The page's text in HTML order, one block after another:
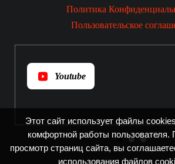
Политика
Пользовательское
Youtube
Этот сайт использует файлы
комфортной работы пользователя.
просмотр страниц сайта, вы
использования файлов